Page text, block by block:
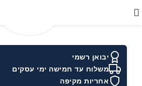
יבואן רשמי
משלוח עד חמישה ימי עסקים
אחריות מקיפה